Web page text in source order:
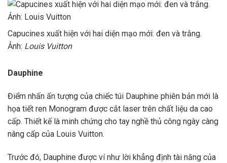
Capucines xuất hiện với hai diện mạo mới: đen và trắng.
Ảnh: Louis Vuitton
Dauphine
Điểm nhấn ấn tượng của chiếc túi Dauphine phiên bản mới là
họa tiết ren Monogram được cắt laser trên chất liệu da cao
cấp. Thiết kế là minh chứng cho tay nghề thủ công ngày càng
nâng cấp của Louis Vuitton.
Trước đó, Dauphine được ví như lời khẳng định tài năng của